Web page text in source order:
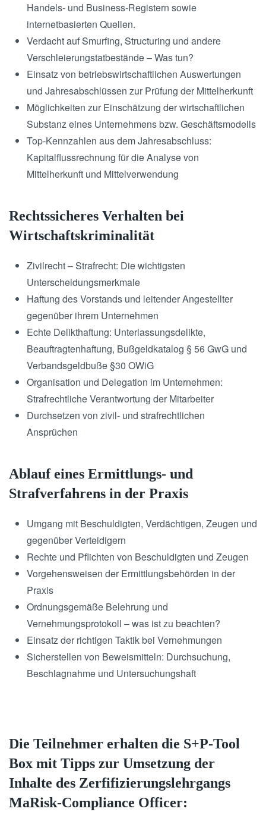
Handels- und Business-Registern sowie
internetbasierten Quellen.
Verdacht auf Smurfing, Structuring und andere
Verschleierungstatbestände – Was tun?
Einsatz von betriebswirtschaftlichen Auswertungen
und Jahresabschlüssen zur Prüfung der Mittelherkunft
Möglichkeiten zur Einschätzung der wirtschaftlichen
Substanz eines Unternehmens bzw. Geschäftsmodells
Top-Kennzahlen aus dem Jahresabschluss:
Kapitalflussrechnung für die Analyse von
Mittelherkunft und Mittelverwendung
Rechtssicheres Verhalten bei
Wirtschaftskriminalität
Zivilrecht – Strafrecht: Die wichtigsten
Unterscheidungsmerkmale
Haftung des Vorstands und leitender Angestellter
gegenüber ihrem Unternehmen
Echte Delikthaftung: Unterlassungsdelikte,
Beauftragtenhaftung, Bußgeldkatalog § 56 GwG und
Verbandsgeldbuße §30 OWiG
Organisation und Delegation im Unternehmen:
Strafrechtliche Verantwortung der Mitarbeiter
Durchsetzen von zivil- und strafrechtlichen
Ansprüchen
Ablauf eines Ermittlungs- und
Strafverfahrens in der Praxis
Umgang mit Beschuldigten, Verdächtigen, Zeugen und
gegenüber Verteidigern
Rechte und Pflichten von Beschuldigten und Zeugen
Vorgehensweisen der Ermittlungsbehörden in der
Praxis
Ordnungsgemäße Belehrung und
Vernehmungsprotokoll – was ist zu beachten?
Einsatz der richtigen Taktik bei Vernehmungen
Sicherstellen von Beweismitteln: Durchsuchung,
Beschlagnahme und Untersuchungshaft
Die Teilnehmer erhalten die S+P-Tool
Box mit Tipps zur Umsetzung der
Inhalte des Zerfifizierungslehrgangs
MaRisk-Compliance Officer: